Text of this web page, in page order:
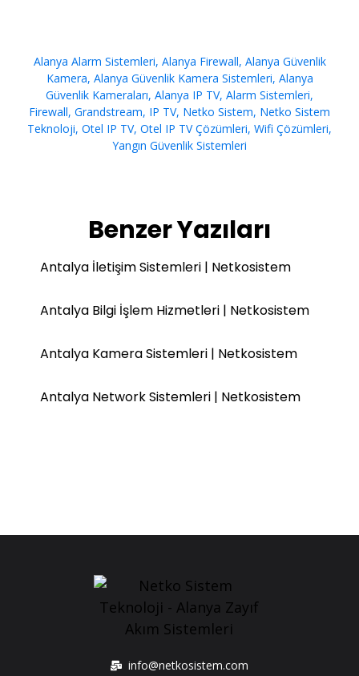
Alanya Alarm Sistemleri, Alanya Firewall, Alanya Güvenlik
Kamera, Alanya Güvenlik Kamera Sistemleri, Alanya
Güvenlik Kameraları, Alanya IP TV, Alarm Sistemleri,
Firewall, Grandstream, IP TV, Netko Sistem, Netko Sistem
Teknoloji, Otel IP TV, Otel IP TV Çözümleri, Wifi Çözümleri,
Yangın Güvenlik Sistemleri
Benzer Yazıları
Antalya İletişim Sistemleri | Netkosistem
Antalya Bilgi İşlem Hizmetleri | Netkosistem
Antalya Kamera Sistemleri | Netkosistem
Antalya Network Sistemleri | Netkosistem
info@netkosistem.com